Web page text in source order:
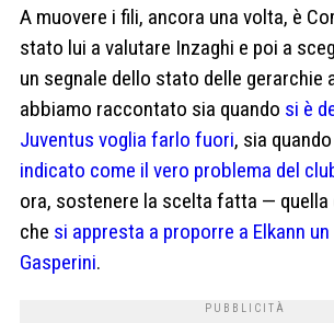
A muovere i fili, ancora una volta, è
stato lui a valutare Inzaghi e poi a
un segnale dello stato delle gerarchie
abbiamo raccontato sia quando si è
Juventus voglia farlo fuori, sia quando
indicato come il vero problema del
ora, sostenere la scelta fatta — quella
che si appresta a proporre a Elkann
Gasperini.